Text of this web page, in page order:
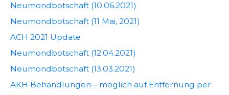
Neumondbotschaft (10.06.2021)
Neumondbotschaft (11 Mai, 2021)
ACH 2021 Update
Neumondbotschaft (12.04.2021)
Neumondbotschaft (13.03.2021)
AKH Behandlungen – möglich auf Entfernung per